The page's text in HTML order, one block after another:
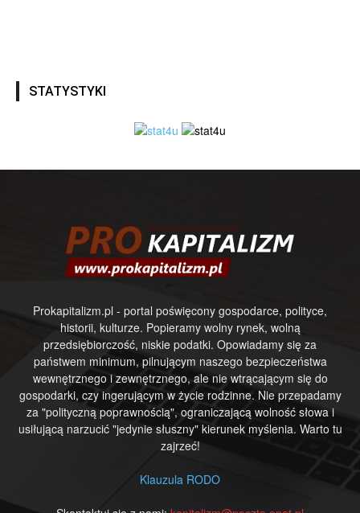
STATYSTYKI
Prokapitalizm.pl - portal poświęcony gospodarce, polityce,
historii, kulturze. Popieramy wolny rynek, wolną
przedsiębiorczość, niskie podatki. Opowiadamy się za
państwem minimum, pilnującym naszego bezpieczeństwa
wewnętrznego i zewnętrznego, ale nie wtrącającym się do
gospodarki, czy ingerującym w życie rodzinne. Nie przepadamy
za "polityczną poprawnością", ograniczającą wolność słowa i
usiłującą narzucić "jedynie słuszny" kierunek myślenia. Warto tu
zajrzeć!
Klauzula RODO